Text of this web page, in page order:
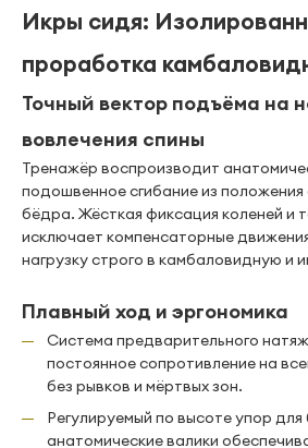
Икры сидя:
проработка
Точный вектор подъёма на
вовлечения спины
Тренажёр воспроизводит
подошвенное сгибание из положения
бёдра. Жёсткая фиксация коленей и
исключает компенсаторные
нагрузку строго в камбаловидную
Плавный ход и эргономика
Система предварительного
постоянное сопротивление на
без рывков и мёртвых зон.
Регулируемый по высоте упор для
анатомические валики